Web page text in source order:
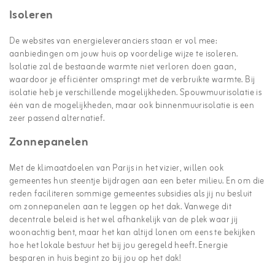
Isoleren
De websites van energieleveranciers staan er vol mee:
aanbiedingen om jouw huis op voordelige wijze te isoleren.
Isolatie zal de bestaande warmte niet verloren doen gaan,
waardoor je efficiënter omspringt met de verbruikte warmte. Bij
isolatie heb je verschillende mogelijkheden. Spouwmuurisolatie is
één van de mogelijkheden, maar ook binnenmuurisolatie is een
zeer passend alternatief.
Zonnepanelen
Met de klimaatdoelen van Parijs in het vizier, willen ook
gemeentes hun steentje bijdragen aan een beter milieu. En om die
reden faciliteren sommige gemeentes subsidies als jij nu besluit
om zonnepanelen aan te leggen op het dak. Vanwege dit
decentrale beleid is het wel afhankelijk van de plek waar jij
woonachtig bent, maar het kan altijd lonen om eens te bekijken
hoe het lokale bestuur het bij jou geregeld heeft. Energie
besparen in huis begint zo bij jou op het dak!